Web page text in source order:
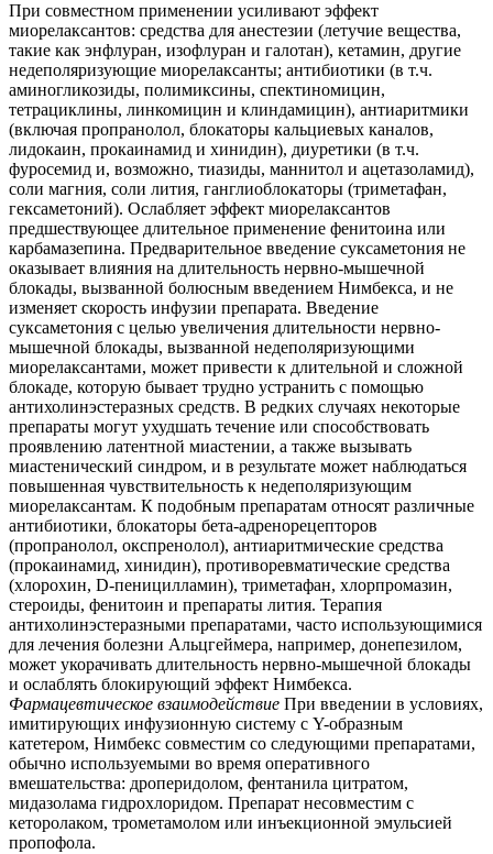
При совместном применении усиливают эффект
миорелаксантов: средства для анестезии (летучие вещества,
такие как энфлуран, изофлуран и галотан), кетамин, другие
недеполяризующие миорелаксанты; антибиотики (в т.ч.
аминогликозиды, полимиксины, спектиномицин,
тетрациклины, линкомицин и клиндамицин), антиаритмики
(включая пропранолол, блокаторы кальциевых каналов,
лидокаин, прокаинамид и хинидин), диуретики (в т.ч.
фуросемид и, возможно, тиазиды, маннитол и ацетазоламид),
соли магния, соли лития, ганглиоблокаторы (триметафан,
гексаметоний). Ослабляет эффект миорелаксантов
предшествующее длительное применение фенитоина или
карбамазепина. Предварительное введение суксаметония не
оказывает влияния на длительность нервно-мышечной
блокады, вызванной болюсным введением Нимбекса, и не
изменяет скорость инфузии препарата. Введение
суксаметония с целью увеличения длительности нервно-
мышечной блокады, вызванной недеполяризующими
миорелаксантами, может привести к длительной и сложной
блокаде, которую бывает трудно устранить с помощью
антихолинэстеразных средств. В редких случаях некоторые
препараты могут ухудшать течение или способствовать
проявлению латентной миастении, а также вызывать
миастенический синдром, и в результате может наблюдаться
повышенная чувствительность к недеполяризующим
миорелаксантам. К подобным препаратам относят различные
антибиотики, блокаторы бета-адренорецепторов
(пропранолол, окспренолол), антиаритмические средства
(прокаинамид, хинидин), противоревматические средства
(хлорохин, D-пеницилламин), триметафан, хлорпромазин,
стероиды, фенитоин и препараты лития. Терапия
антихолинэстеразными препаратами, часто использующимися
для лечения болезни Альцгеймера, например, донепезилом,
может укорачивать длительность нервно-мышечной блокады
и ослаблять блокирующий эффект Нимбекса.
Фармацевтическое взаимодействие При введении в условиях,
имитирующих инфузионную систему с Y-образным
катетером, Нимбекс совместим со следующими препаратами,
обычно используемыми во время оперативного
вмешательства: дроперидолом, фентанила цитратом,
мидазолама гидрохлоридом. Препарат несовместим с
кеторолаком, трометамолом или инъекционной эмульсией
пропофола.